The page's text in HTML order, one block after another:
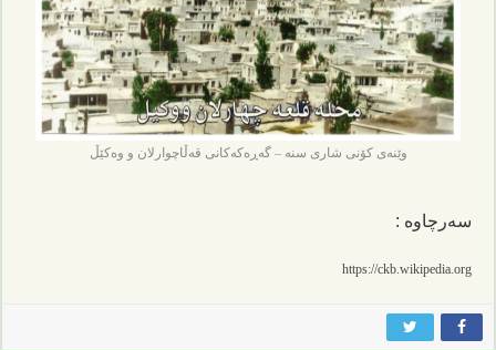
وێنەی کۆنی شاری سنە – گەڕەکەکانی قەڵاچوارلان و وەکێڵ
سەرچاوە :
https://ckb.wikipedia.org